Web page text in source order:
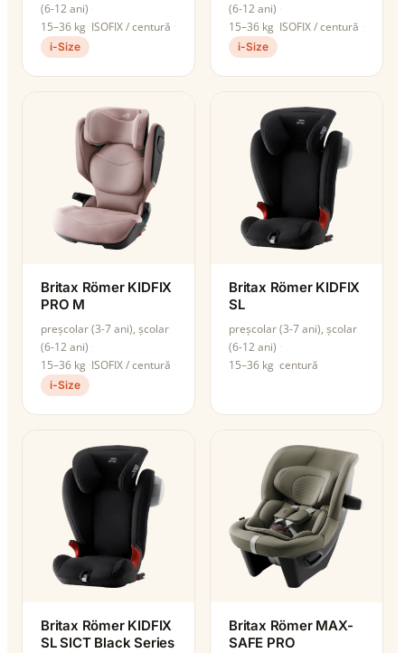
(6-12 ani)
15–36 kg ISOFIX / centură
i-Size
(6-12 ani)
15–36 kg ISOFIX / centură
i-Size
Britax Römer KIDFIX
PRO M
preșcolar (3-7 ani), școlar
(6-12 ani)
15–36 kg ISOFIX / centură
i-Size
Britax Römer KIDFIX
SL
preșcolar (3-7 ani), școlar
(6-12 ani)
15–36 kg centură
Britax Römer KIDFIX
SL SICT Black Series
Britax Römer MAX-
SAFE PRO